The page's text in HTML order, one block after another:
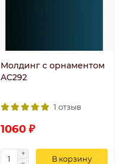
Молдинг с орнаментом
AC292
1 отзыв
1060 ₽
В корзину